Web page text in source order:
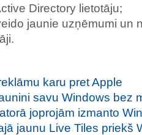
Directory lietotāju;
jaunie uzņēmumi un
karu pret Apple
savu Windows bez
joprojām izmanto
jaunu Live Tiles priekš